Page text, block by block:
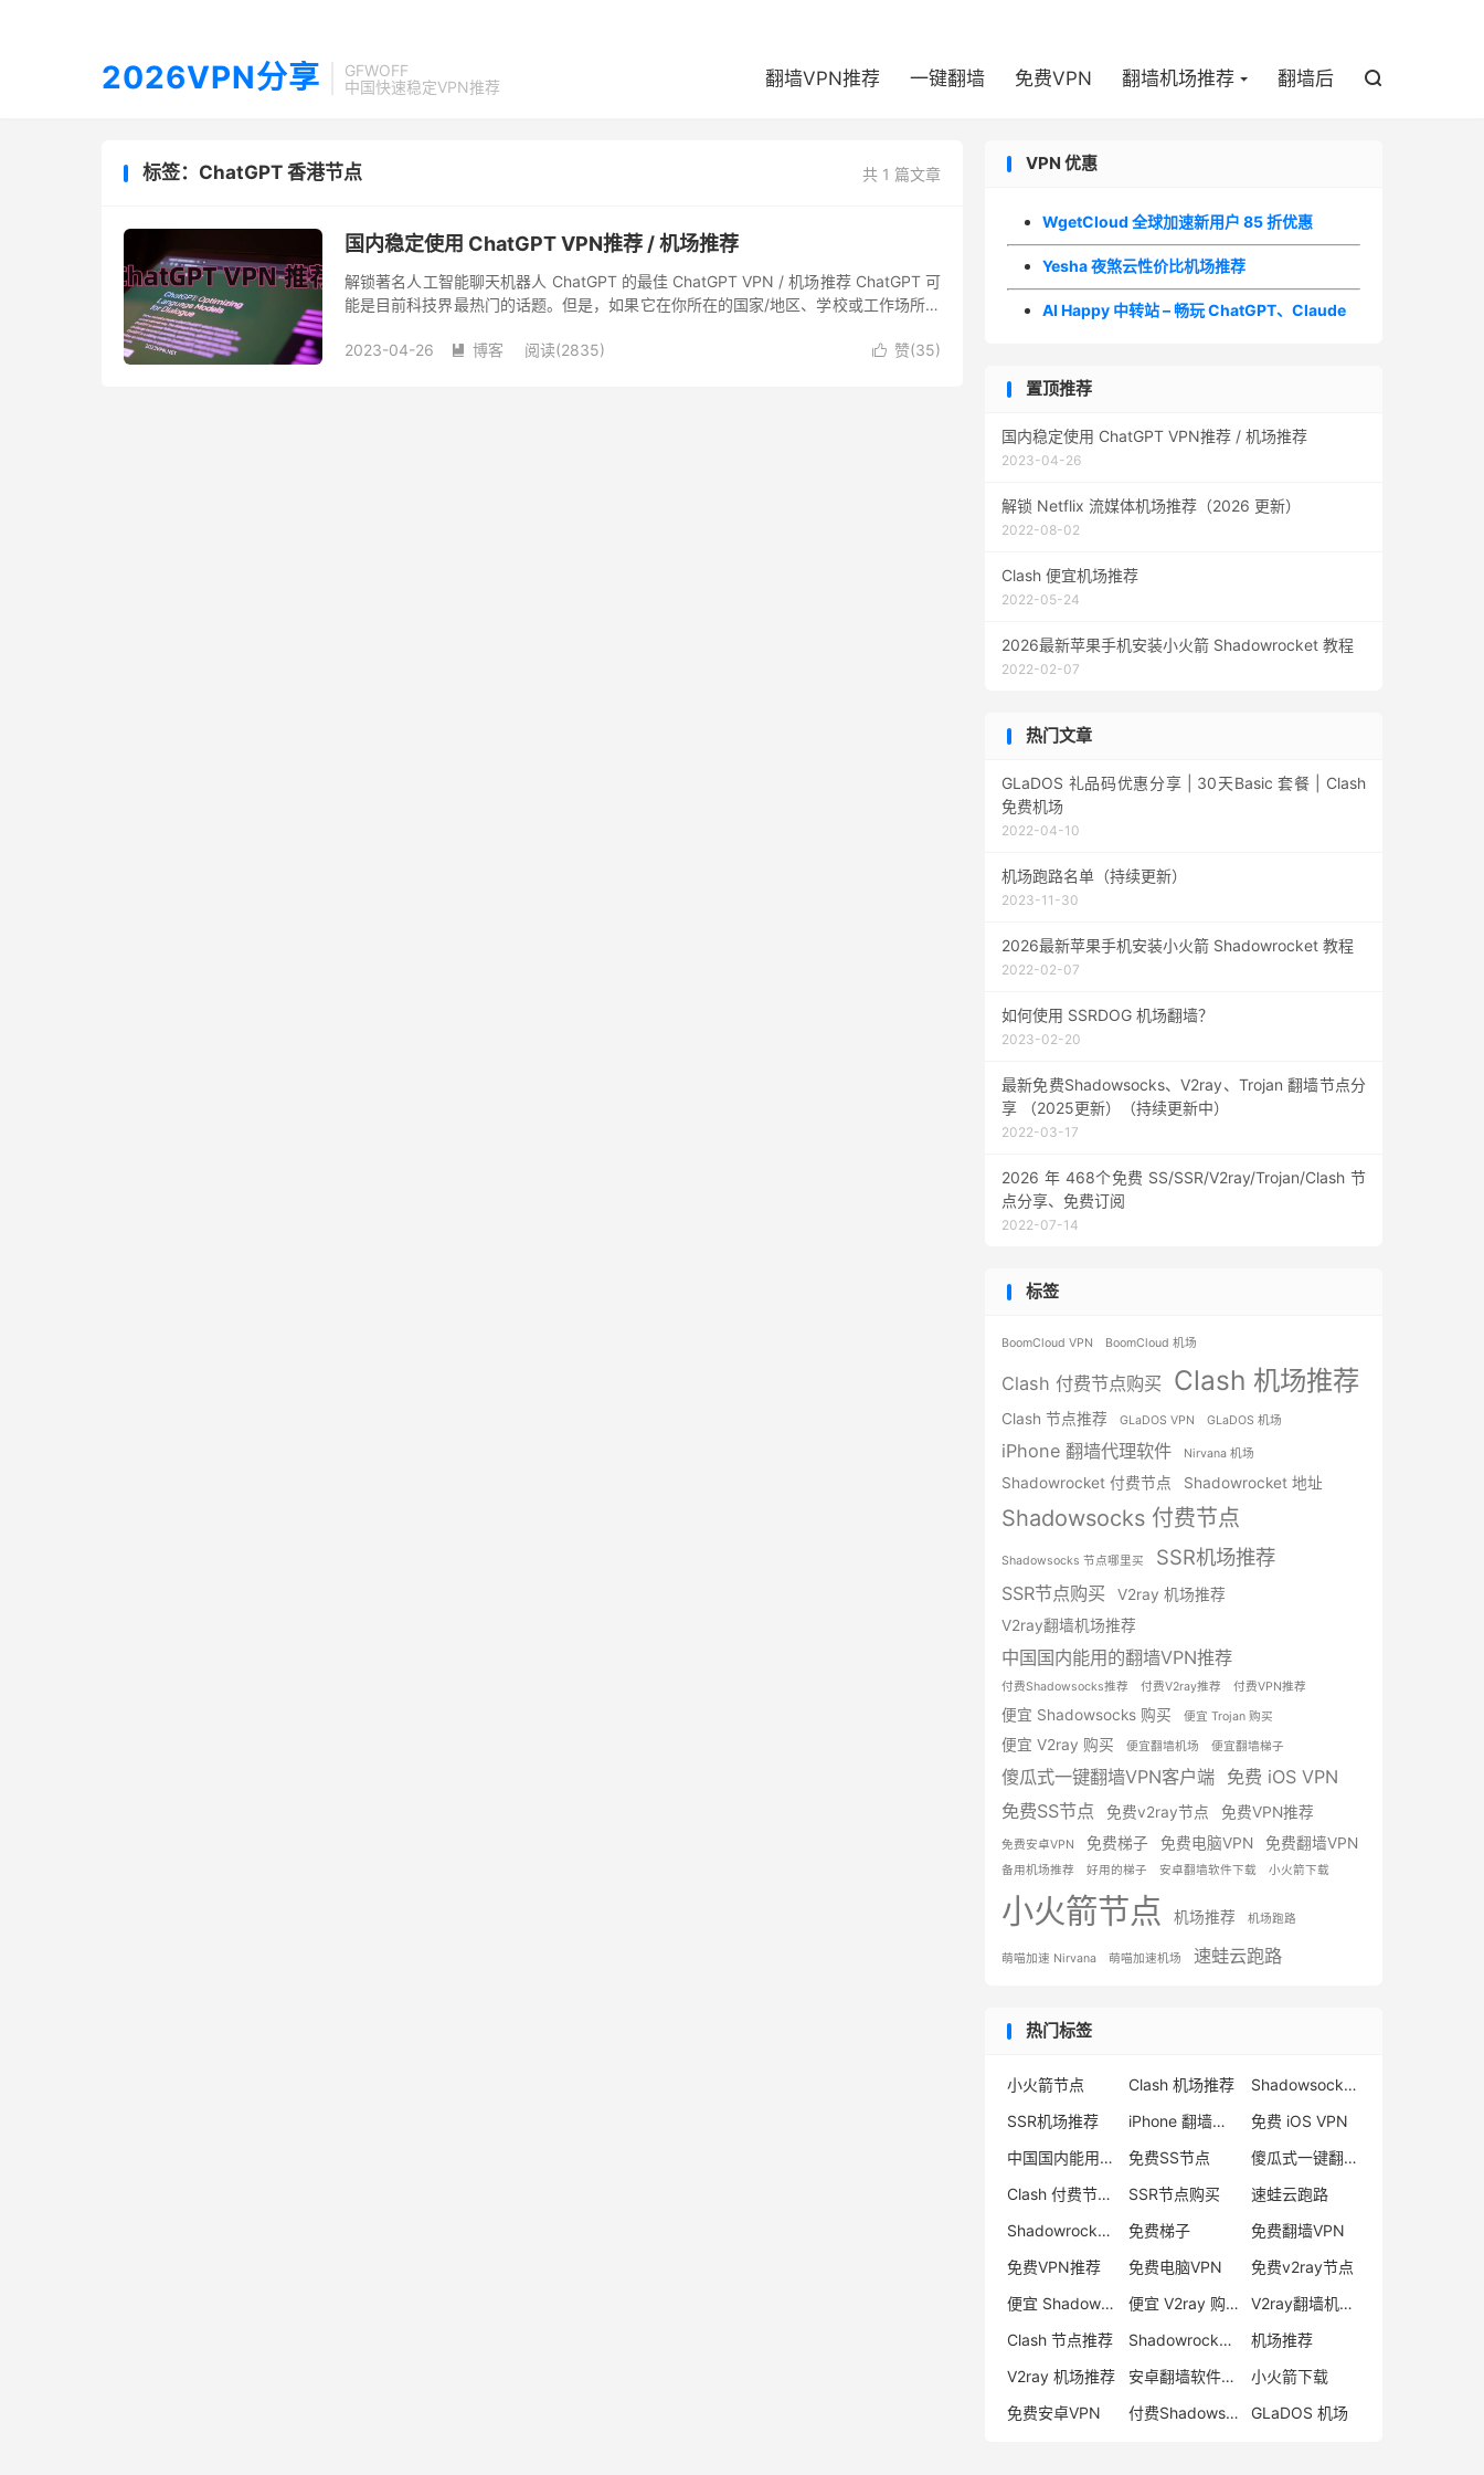
2026VPN分享
GFWOFF
中国快速稳定VPN推荐
翻墙VPN推荐 一键翻墙 免费VPN 翻墙机场推荐 翻墙后 
共 1 篇文章
标签：ChatGPT 香港节点
国内稳定使用 ChatGPT VPN推荐 / 机场推荐
解锁著名人工智能聊天机器人 ChatGPT 的最佳 ChatGPT VPN / 机场推荐 ChatGPT 可
能是目前科技界最热门的话题。但是，如果它在你所在的国家/地区、学校或工作场所被
 赞(35)
2023-04-26  博客 阅读(2835)
VPN 优惠
WgetCloud 全球加速新用户 85 折优惠
Yesha 夜煞云性价比机场推荐
AI Happy 中转站 – 畅玩 ChatGPT、Claude
置顶推荐
国内稳定使用 ChatGPT VPN推荐 / 机场推荐
2023-04-26
解锁 Netflix 流媒体机场推荐（2026 更新）
2022-08-02
Clash 便宜机场推荐
2022-05-24
2026最新苹果手机安装小火箭 Shadowrocket 教程
2022-02-07
热门文章
GLaDOS 礼品码优惠分享 | 30天Basic 套餐 | Clash
免费机场
2022-04-10
机场跑路名单（持续更新）
2023-11-30
2026最新苹果手机安装小火箭 Shadowrocket 教程
2022-02-07
如何使用 SSRDOG 机场翻墙？
2023-02-20
最新免费Shadowsocks、V2ray、Trojan 翻墙节点分
享 （2025更新）（持续更新中）
2022-03-17
2026 年 468个免费 SS/SSR/V2ray/Trojan/Clash 节
点分享、免费订阅
2022-07-14
标签
BoomCloud VPN BoomCloud 机场
Clash 付费节点购买 Clash 机场推荐
Clash 节点推荐 GLaDOS VPN GLaDOS 机场
iPhone 翻墙代理软件 Nirvana 机场
Shadowrocket 付费节点 Shadowrocket 地址
Shadowsocks 付费节点
Shadowsocks 节点哪里买 SSR机场推荐
SSR节点购买
V2ray 机场推荐
V2ray翻墙机场推荐
中国国内能用的翻墙VPN推荐
付费Shadowsocks推荐 付费V2ray推荐 付费VPN推荐
便宜 Shadowsocks 购买 便宜 Trojan 购买
便宜 V2ray 购买 便宜翻墙机场 便宜翻墙梯子
傻瓜式一键翻墙VPN客户端 免费 iOS VPN
免费SS节点
免费v2ray节点 免费VPN推荐
免费安卓VPN 免费梯子 免费电脑VPN 免费翻墙VPN
备用机场推荐 好用的梯子 安卓翻墙软件下载 小火箭下载
小火箭节点 机场推荐 机场跑路
萌喵加速 Nirvana 萌喵加速机场 速蛙云跑路
热门标签
小火箭节点 Clash 机场推荐
Shadowsocks 付费节点
SSR机场推荐
iPhone 翻墙代理软件
免费 iOS VPN
中国国内能用的翻墙VPN推荐
免费SS节点
傻瓜式一键翻墙VPN客户端
Clash 付费节点购买
SSR节点购买
速蛙云跑路
Shadowrocket 地址
免费梯子
免费翻墙VPN
免费VPN推荐
免费电脑VPN
免费v2ray节点
便宜 Shadowsocks 购买
便宜 V2ray 购买
V2ray翻墙机场推荐
Clash 节点推荐
Shadowrocket 付费节点
机场推荐
V2ray 机场推荐
安卓翻墙软件下载
小火箭下载
免费安卓VPN
付费Shadowsocks推荐 GLaDOS 机场